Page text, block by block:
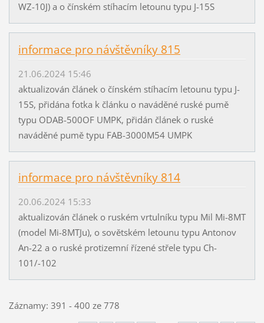
WZ-10J) a o čínském stíhacím letounu typu J-15S
informace pro návštěvníky 815
21.06.2024 15:46
aktualizován článek o čínském stíhacím letounu typu J-
15S, přidána fotka k článku o naváděné ruské pumě
typu ODAB-500OF UMPK, přidán článek o ruské
naváděné pumě typu FAB-3000M54 UMPK
informace pro návštěvníky 814
20.06.2024 15:33
aktualizován článek o ruském vrtulníku typu Mil Mi-8MT
(model Mi-8MTJu), o sovětském letounu typu Antonov
An-22 a o ruské protizemní řízené střele typu Ch-
101/-102
Záznamy: 391 - 400 ze 778